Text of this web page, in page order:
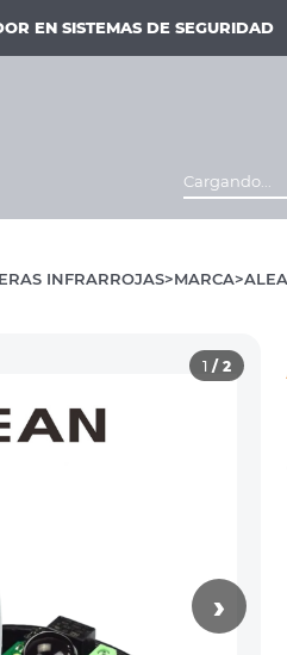
EN SISTEMAS DE SEGURIDAD
Cargando...
INFRARROJAS MARCA
›
1 / 2